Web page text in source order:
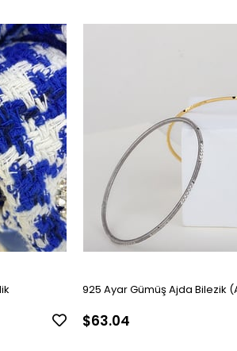
925 Ayar Gümüş Ajda Bilezik
$63.04